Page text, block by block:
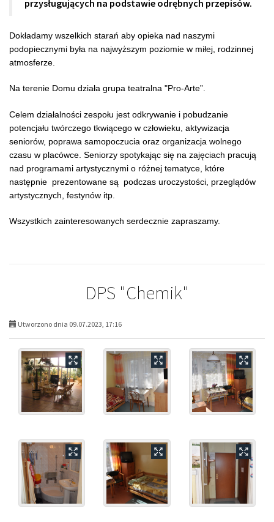
przysługujących na podstawie odrębnych przepisów.
Dokładamy wszelkich starań aby opieka nad naszymi
podopiecznymi była na najwyższym poziomie w miłej, rodzinnej
atmosferze.
Na terenie Domu działa grupa teatralna "Pro-Arte”.
Celem działalności zespołu jest odkrywanie i pobudzanie
potencjału twórczego tkwiącego w człowieku, aktywizacja
seniorów, poprawa samopoczucia oraz organizacja wolnego
czasu w placówce. Seniorzy spotykając się na zajęciach pracują
nad programami artystycznymi o różnej tematyce, które
następnie prezentowane są podczas uroczystości, przeglądów
artystycznych, festynów itp.
Wszystkich zainteresowanych serdecznie zapraszamy.
DPS "Chemik"
Utworzono dnia 09.07.2023, 17:16